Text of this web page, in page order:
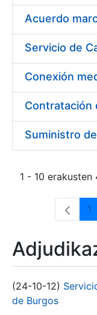
1 - 10
1
(24-10-12)
de Burgos